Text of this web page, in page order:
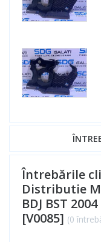
Întrebările
Distributie
BDJ BST
[V0085] (0